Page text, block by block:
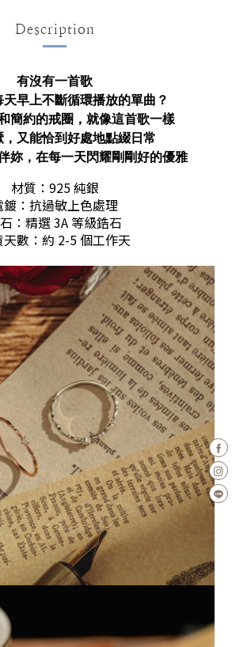
Description
有沒有一首歌
早上不斷循環播放的單曲？
簡約的戒圈，就像這首歌一樣
，又能恰到好處地點綴日常
妳，在每一天閃耀剛剛好的優雅
材質：925 純銀
鍍：抗過敏上色處理
：精選 3A 等級鋯石
天數：約 2-5 個工作天